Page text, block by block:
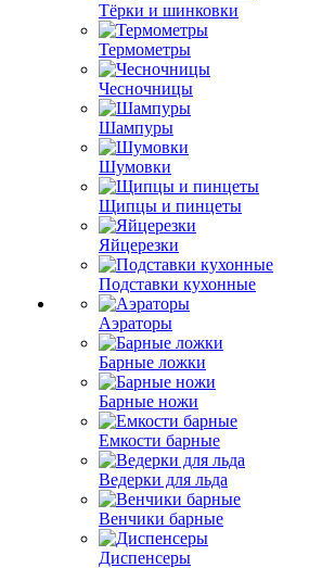
Тёрки и шинковки
Термометры
Чесночницы
Шампуры
Шумовки
Щипцы и пинцеты
Яйцерезки
Подставки кухонные
Аэраторы
Барные ложки
Барные ножи
Емкости барные
Ведерки для льда
Венчики барные
Диспенсеры